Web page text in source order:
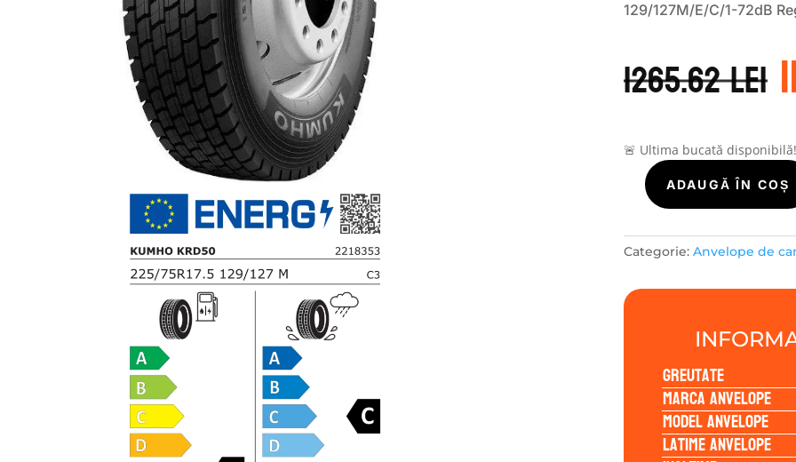
129/127M/E/C/1-72dB
1265.62lei
🚨 Ultima bucată
Cantitate
KUMHO-
CAMIOANE
RD50
129/127M
ADAUGĂ ÎN COȘ
Categorie: Anvelope de
Greutate
Marca anvelope
Model anvelope
Latime anvelope